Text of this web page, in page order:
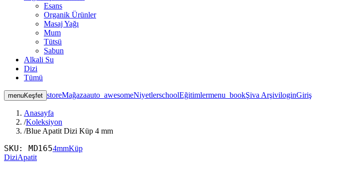
Esans
Organik Ürünler
Masaj Yağı
Mum
Tütsü
Sabun
Alkali Su
Dizi
Tümü
menuKeşfet storeMağazaauto_awesomeNiyetlerschoolEğitimlermenu_bookŞiva ArşiviloginGiriş
Anasayfa
/Koleksiyon
/Blue Apatit Dizi Küp 4 mm
SKU: MD1654mmKüp
DiziApatit